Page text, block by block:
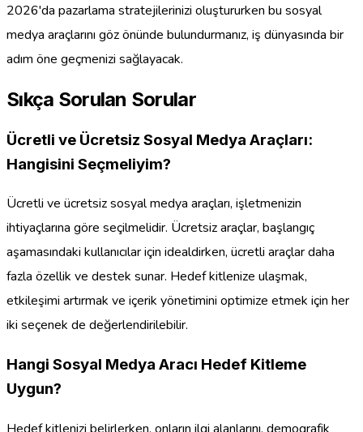
2026'da pazarlama stratejilerinizi oluştururken bu sosyal
medya araçlarını göz önünde bulundurmanız, iş dünyasında bir
adım öne geçmenizi sağlayacak.
Sıkça Sorulan Sorular
Ücretli ve Ücretsiz Sosyal Medya Araçları:
Hangisini Seçmeliyim?
Ücretli ve ücretsiz sosyal medya araçları, işletmenizin
ihtiyaçlarına göre seçilmelidir. Ücretsiz araçlar, başlangıç
aşamasındaki kullanıcılar için idealdirken, ücretli araçlar daha
fazla özellik ve destek sunar. Hedef kitlenize ulaşmak,
etkileşimi artırmak ve içerik yönetimini optimize etmek için her
iki seçenek de değerlendirilebilir.
Hangi Sosyal Medya Aracı Hedef Kitleme
Uygun?